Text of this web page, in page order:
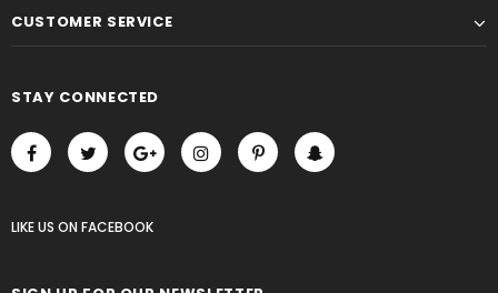
CUSTOMER SERVICE
STAY CONNECTED
LIKE US ON FACEBOOK